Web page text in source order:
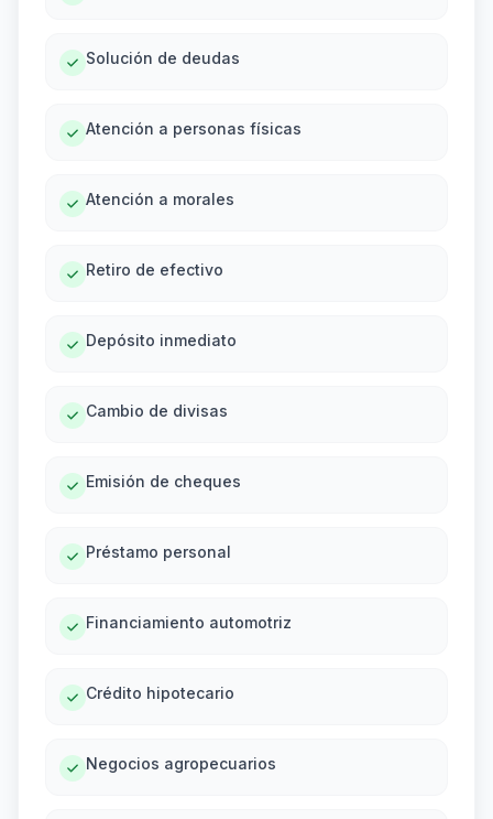
Solución de deudas
Atención a personas físicas
Atención a morales
Retiro de efectivo
Depósito inmediato
Cambio de divisas
Emisión de cheques
Préstamo personal
Financiamiento automotriz
Crédito hipotecario
Negocios agropecuarios